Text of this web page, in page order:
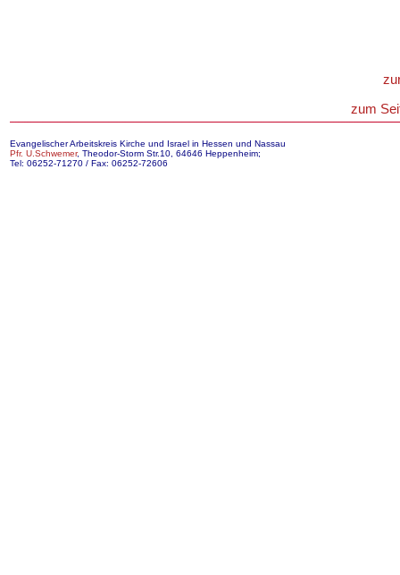
zum
Evangelischer Arbeitskreis Kirche und Israel in Hessen und Nassau
Pfr. U.Schwemer, Theodor-Storm Str.10, 64646 Heppenheim;
Tel: 06252-71270 / Fax: 06252-72606